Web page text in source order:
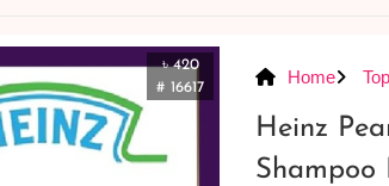
৳ 420
# 16617
Home
Heinz
Shampoo